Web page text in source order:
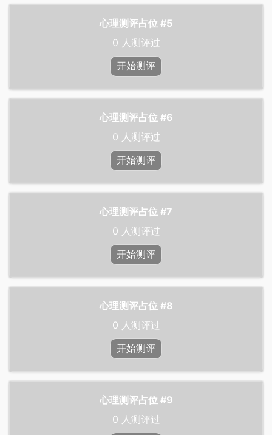
心理测评占位 #5
0 人测评过
开始测评
心理测评占位 #6
0 人测评过
开始测评
心理测评占位 #7
0 人测评过
开始测评
心理测评占位 #8
0 人测评过
开始测评
心理测评占位 #9
0 人测评过